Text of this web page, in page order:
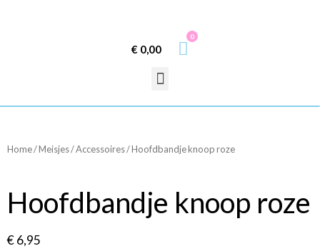
€ 0,00
0
Home/Meisjes/Accessoires/ Hoofdbandje knoop roze
Hoofdbandje knoop roze
€6,95